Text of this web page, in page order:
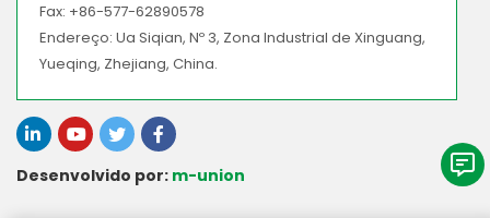
Fax: +86-577-62890578
Endereço: Ua Siqian, Nº 3, Zona Industrial de Xinguang,
Yueqing, Zhejiang, China.
Desenvolvido por: m-union